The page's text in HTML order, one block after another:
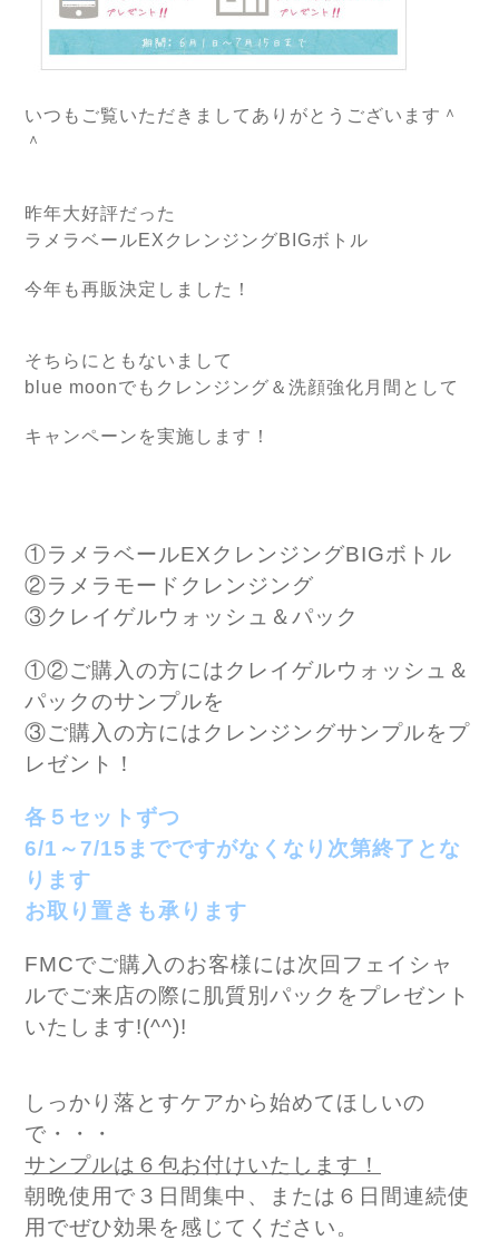
いつもご覧いただきましてありがとうございます＾
＾
昨年大好評だった
ラメラベールEXクレンジングBIGボトル
今年も再販決定しました！
そちらにともないまして
blue moonでもクレンジング＆洗顔強化月間として
キャンペーンを実施します！
①ラメラベールEXクレンジングBIGボトル
②ラメラモードクレンジング
③クレイゲルウォッシュ＆パック
①②ご購入の方にはクレイゲルウォッシュ＆
パックのサンプルを
③ご購入の方にはクレンジングサンプルをプ
レゼント！
各５セットずつ
6/1～7/15までですがなくなり次第終了とな
ります
お取り置きも承ります
FMCでご購入のお客様には次回フェイシャ
ルでご来店の際に肌質別パックをプレゼント
いたします!(^^)!
しっかり落とすケアから始めてほしいの
で・・・
サンプルは６包お付けいたします！
朝晩使用で３日間集中、または６日間連続使
用でぜひ効果を感じてください。